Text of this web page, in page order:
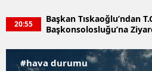
20:55
Başkan Tıskaoğlu’ndan
Başkonsolosluğu’na
#hava durumu